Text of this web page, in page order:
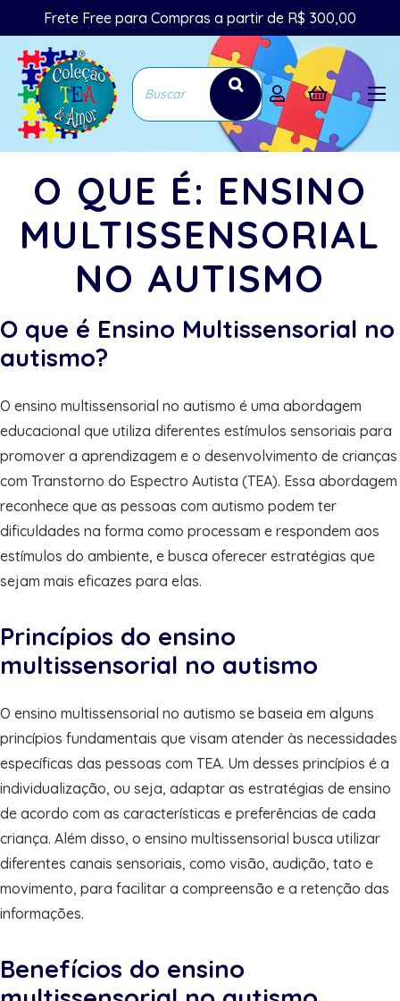
Frete Free para Compras a partir de R$ 300,00
O QUE É: ENSINO
MULTISSENSORIAL
NO AUTISMO
O que é Ensino Multissensorial no
autismo?
O ensino multissensorial no autismo é uma abordagem
educacional que utiliza diferentes estímulos sensoriais para
promover a aprendizagem e o desenvolvimento de crianças
com Transtorno do Espectro Autista (TEA). Essa abordagem
reconhece que as pessoas com autismo podem ter
dificuldades na forma como processam e respondem aos
estímulos do ambiente, e busca oferecer estratégias que
sejam mais eficazes para elas.
Princípios do ensino
multissensorial no autismo
O ensino multissensorial no autismo se baseia em alguns
princípios fundamentais que visam atender às necessidades
específicas das pessoas com TEA. Um desses princípios é a
individualização, ou seja, adaptar as estratégias de ensino
de acordo com as características e preferências de cada
criança. Além disso, o ensino multissensorial busca utilizar
diferentes canais sensoriais, como visão, audição, tato e
movimento, para facilitar a compreensão e a retenção das
informações.
Benefícios do ensino